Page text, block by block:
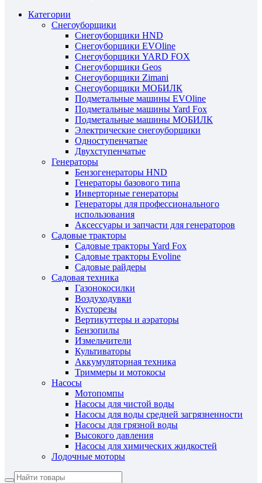
Категории
Снегоуборщики
Снегоуборщики HND
Снегоуборщики EVOline
Снегоуборщики YARD FOX
Снегоуборщики Geos
Снегоуборщики Zimani
Снегоуборщики МОБИЛК
Подметальные машины EVOline
Подметальные машины Yard Fox
Подметальные машины МОБИЛК
Электрические снегоуборщики
Одноступенчатые
Двухступенчатые
Генераторы
Бензогенераторы HND
Генераторы базового типа
Инверторные генераторы
Генераторы для профессионального
использования
Аксессуары и запчасти для генераторов
Садовые тракторы
Садовые тракторы Yard Fox
Садовые тракторы Evoline
Садовые райдеры
Садовая техника
Газонокосилки
Воздуходувки
Кусторезы
Вертикуттеры и аэраторы
Бензопилы
Измельчители
Культиваторы
Аккумуляторная техника
Триммеры и мотокосы
Насосы
Мотопомпы
Насосы для чистой воды
Насосы для воды средней загрязненности
Насосы для грязной воды
Высокого давления
Насосы для химических жидкостей
Лодочные моторы